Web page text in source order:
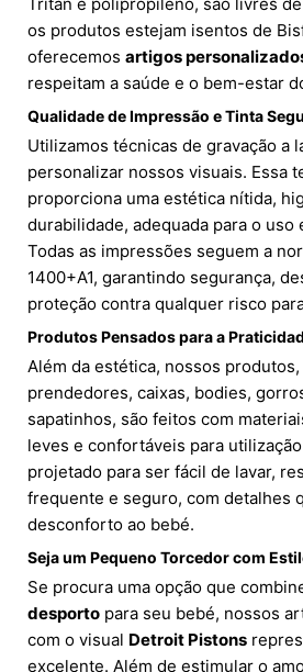
os produtos estejam isentos de
oferecemos artigos
respeitam a saúde e o bem-estar
Qualidade de Impressão e Tinta
Utilizamos técnicas de gravação a
personalizar nossos visuais. Essa
proporciona uma estética nítida,
durabilidade, adequada para o
Todas as impressões seguem a
1400+A1, garantindo segurança,
proteção contra qualquer risco
Produtos Pensados para a
Além da estética, nossos
prendedores, caixas, bodies,
sapatinhos, são feitos com
leves e confortáveis para
projetado para ser fácil de lavar,
frequente e seguro, com detalhes
desconforto ao bebé.
Seja um Pequeno Torcedor com
Se procura uma opção que
desporto para seu bebé, nossos
com o visual Detroit Pistons
excelente. Além de estimular o